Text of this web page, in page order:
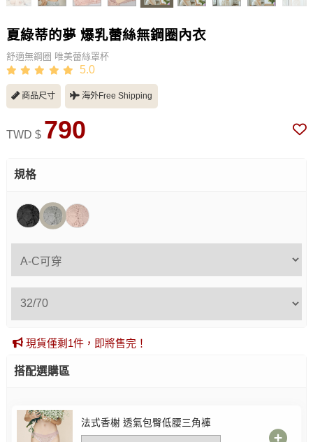
夏綠蒂的夢 爆乳蕾絲無鋼圈內衣
舒適無鋼圈 唯美蕾絲罩杯
5.0
商品尺寸 海外Free Shipping
TWD $ 790
規格
現貨僅剩1件，即將售完！
搭配選購區
法式香榭 透氣包臀低腰三角褲